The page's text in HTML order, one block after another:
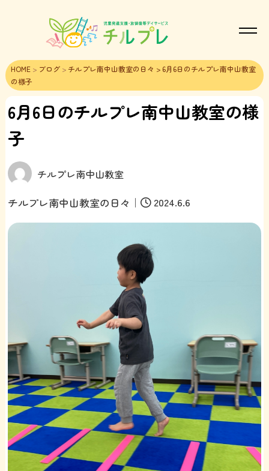
HOME> ブログ> チルプレ南中山教室の日々 > 6月6日のチルプレ南中山教室
の様子
6月6日のチルプレ南中山教室の様
子
チルプレ南中山教室
チルプレ南中山教室の日々 ｜ 2024.6.6